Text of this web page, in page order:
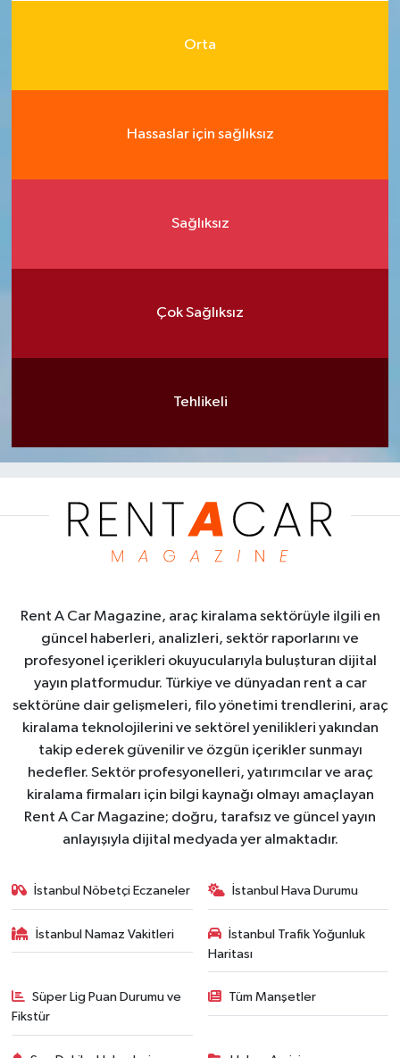
Orta
Hassaslar için sağlıksız
Sağlıksız
Çok Sağlıksız
Tehlikeli
Rent A Car Magazine, araç kiralama sektörüyle ilgili en
güncel haberleri, analizleri, sektör raporlarını ve
profesyonel içerikleri okuyucularıyla buluşturan dijital
yayın platformudur. Türkiye ve dünyadan rent a car
sektörüne dair gelişmeleri, filo yönetimi trendlerini, araç
kiralama teknolojilerini ve sektörel yenilikleri yakından
takip ederek güvenilir ve özgün içerikler sunmayı
hedefler. Sektör profesyonelleri, yatırımcılar ve araç
kiralama firmaları için bilgi kaynağı olmayı amaçlayan
Rent A Car Magazine; doğru, tarafsız ve güncel yayın
anlayışıyla dijital medyada yer almaktadır.
İstanbul Nöbetçi Eczaneler İstanbul Hava Durumu
İstanbul Namaz Vakitleri
İstanbul Trafik Yoğunluk
Haritası
Süper Lig Puan Durumu ve
Fikstür
Tüm Manşetler